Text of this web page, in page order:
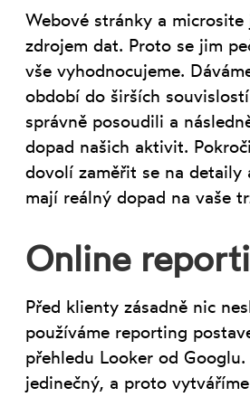
Webové stránky a microsite
zdrojem dat. Proto se jim
vše vyhodnocujeme.
období do širších
správně posoudili a
dopad našich aktivit.
dovolí zaměřit se na detaily
mají reálný dopad na vaše
Online
Před klienty zásadně nic
používáme reporting
přehledu Looker od
jedinečný, a proto